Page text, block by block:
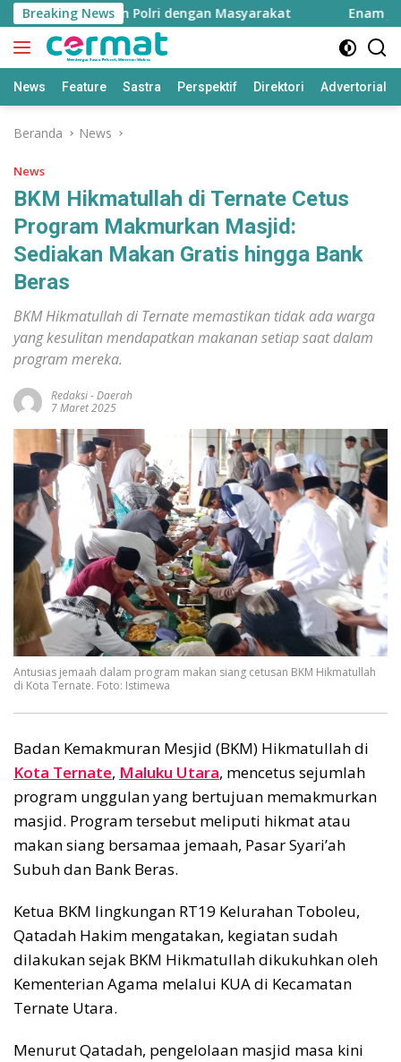
Langsung
ke
konten
Breaking News
Dekatkan Polri dengan Masyarakat Enam
News Feature Sastra Perspektif Direktori Advertorial
Beranda News
News
BKM Hikmatullah di Ternate Cetus
Program Makmurkan Masjid:
Sediakan Makan Gratis hingga Bank
Beras
BKM Hikmatullah di Ternate memastikan tidak ada warga
yang kesulitan mendapatkan makanan setiap saat dalam
program mereka.
Redaksi-Daerah
7 Maret 2025
Antusias jemaah dalam program makan siang cetusan BKM Hikmatullah
di Kota Ternate. Foto: Istimewa
Badan Kemakmuran Mesjid (BKM) Hikmatullah di
Kota Ternate, Maluku Utara, mencetus sejumlah
program unggulan yang bertujuan memakmurkan
masjid. Program tersebut meliputi hikmat atau
makan siang bersamaa jemaah, Pasar Syari’ah
Subuh dan Bank Beras.
Ketua BKM lingkungan RT19 Kelurahan Toboleu,
Qatadah Hakim mengatakan, kegiatan sudah
dilakukan sejak BKM Hikmatullah dikukuhkan oleh
Kementerian Agama melalui KUA di Kecamatan
Ternate Utara.
Menurut Qatadah, pengelolaan masjid masa kini